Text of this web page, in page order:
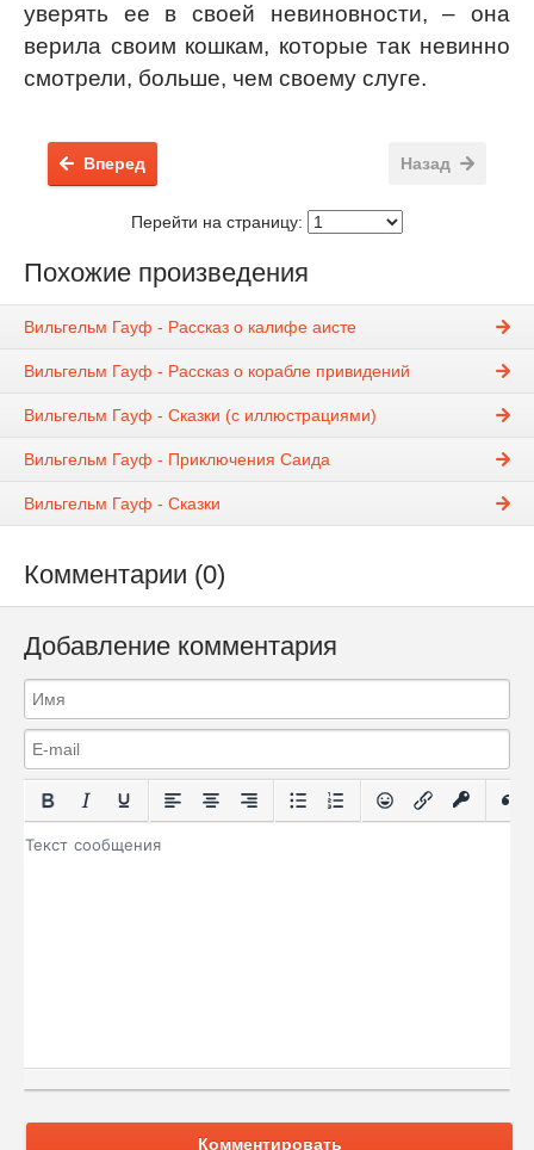
уверять ее в своей невиновности, – она
верила своим кошкам, которые так невинно
смотрели, больше, чем своему слуге.
Назад
Вперед
Перейти на страницу:
Похожие произведения
Вильгельм Гауф - Рассказ о калифе аисте
Вильгельм Гауф - Рассказ о корабле привидений
Вильгельм Гауф - Сказки (с иллюстрациями)
Вильгельм Гауф - Приключения Саида
Вильгельм Гауф - Сказки
Комментарии (0)
Добавление комментария
Комментировать